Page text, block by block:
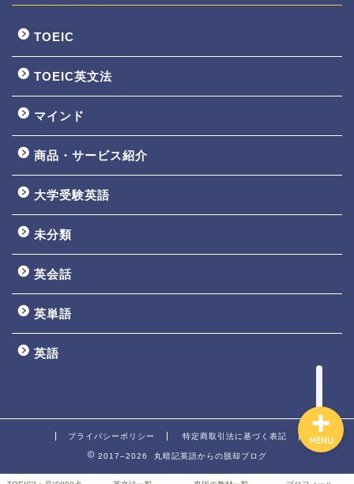
TOEIC
TOEIC英文法
マインド
商品・サービス紹介
大学受験英語
未分類
英会話
英単語
英語
プライバシーポリシー 特定商取引法に基づく表記
2017–2026 丸暗記英語からの脱却ブログ
MENU
TOEIC3ヵ月で800点講座